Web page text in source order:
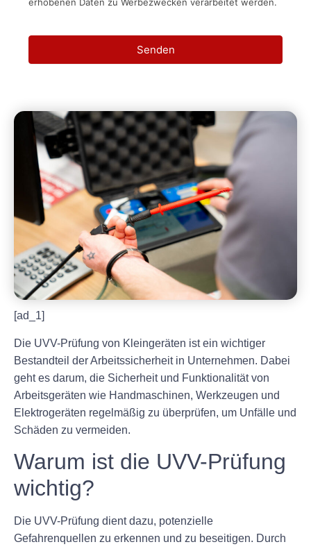
erhobenen Daten zu Werbezwecken verarbeitet werden.
Senden
[ad_1]
Die UVV-Prüfung von Kleingeräten ist ein wichtiger
Bestandteil der Arbeitssicherheit in Unternehmen. Dabei
geht es darum, die Sicherheit und Funktionalität von
Arbeitsgeräten wie Handmaschinen, Werkzeugen und
Elektrogeräten regelmäßig zu überprüfen, um Unfälle und
Schäden zu vermeiden.
Warum ist die UVV-Prüfung
wichtig?
Die UVV-Prüfung dient dazu, potenzielle
Gefahrenquellen zu erkennen und zu beseitigen. Durch